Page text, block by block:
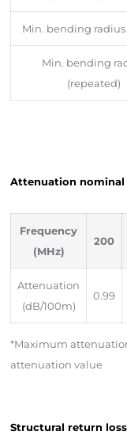
Min. bending radius
Min. bending
(repeated)
Attenuation nominal
Frequency
(MHz)
200
Attenuation
(dB/100m)
0.99
*Maximum
attenuation value
Structural return loss